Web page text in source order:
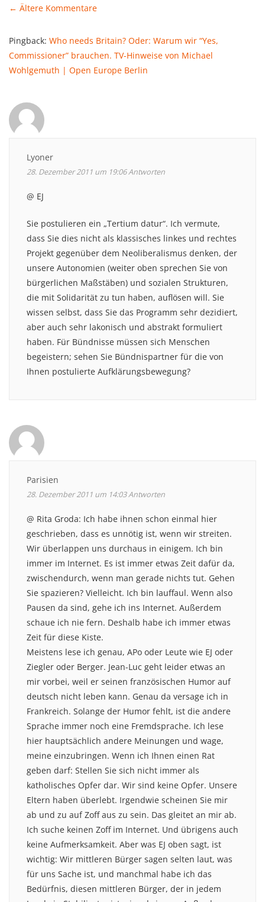
Comment
navigation
← Ältere Kommentare
Pingback: Who needs Britain? Oder: Warum wir “Yes,
Commissioner” brauchen. TV-Hinweise von Michael
Wohlgemuth | Open Europe Berlin
Lyoner
28. Dezember 2011 um 19:06Antworten
@ EJ
Sie postulieren ein „Tertium datur“. Ich vermute,
dass Sie dies nicht als klassisches linkes und rechtes
Projekt gegenüber dem Neoliberalismus denken, der
unsere Autonomien (weiter oben sprechen Sie von
bürgerlichen Maßstäben) und sozialen Strukturen,
die mit Solidarität zu tun haben, auflösen will. Sie
wissen selbst, dass Sie das Programm sehr dezidiert,
aber auch sehr lakonisch und abstrakt formuliert
haben. Für Bündnisse müssen sich Menschen
begeistern; sehen Sie Bündnispartner für die von
Ihnen postulierte Aufklärungsbewegung?
Parisien
28. Dezember 2011 um 14:03Antworten
@ Rita Groda: Ich habe ihnen schon einmal hier
geschrieben, dass es unnötig ist, wenn wir streiten.
Wir überlappen uns durchaus in einigem. Ich bin
immer im Internet. Es ist immer etwas Zeit dafür da,
zwischendurch, wenn man gerade nichts tut. Gehen
Sie spazieren? Vielleicht. Ich bin lauffaul. Wenn also
Pausen da sind, gehe ich ins Internet. Außerdem
schaue ich nie fern. Deshalb habe ich immer etwas
Zeit für diese Kiste.
Meistens lese ich genau, APo oder Leute wie EJ oder
Ziegler oder Berger. Jean-Luc geht leider etwas an
mir vorbei, weil er seinen französischen Humor auf
deutsch nicht leben kann. Genau da versage ich in
Frankreich. Solange der Humor fehlt, ist die andere
Sprache immer noch eine Fremdsprache. Ich lese
hier hauptsächlich andere Meinungen und wage,
meine einzubringen. Wenn ich Ihnen einen Rat
geben darf: Stellen Sie sich nicht immer als
katholisches Opfer dar. Wir sind keine Opfer. Unsere
Eltern haben überlebt. Irgendwie scheinen Sie mir
ab und zu auf Zoff aus zu sein. Das gleitet an mir ab.
Ich suche keinen Zoff im Internet. Und übrigens auch
keine Aufmerksamkeit. Aber was EJ oben sagt, ist
wichtig: Wir mittleren Bürger sagen selten laut, was
für uns Sache ist, und manchmal habe ich das
Bedürfnis, diesen mittleren Bürger, der in jedem